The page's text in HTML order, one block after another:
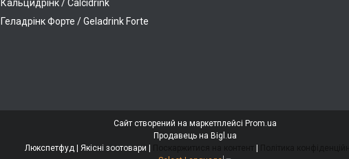
Кальцидрінк / Calcidrink
Геладрінк Форте / Geladrink Forte
Сайт створений на маркетплейсі Prom.ua
Продавець на Bigl.ua
Люкспетфуд | Якісні зоотовари |
|